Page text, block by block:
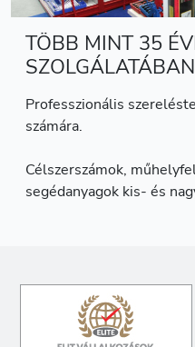
TÖBB MINT 35
Professzionális
számára.
Célszerszámok,
segédanyagok kis- és